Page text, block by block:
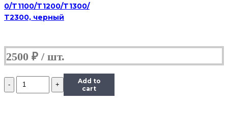
0/T1100/T1200/T1300/
T2300, черный
2500 ₽
Количество
Картридж
Add to
cart